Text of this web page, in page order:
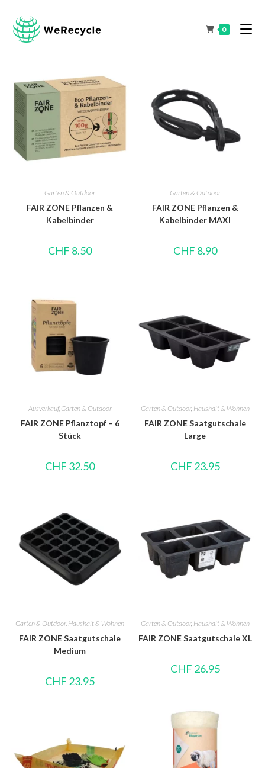
0
Garten & Outdoor
FAIR ZONE Pflanzen &
Kabelbinder
CHF 8.50
Garten & Outdoor
FAIR ZONE Pflanzen &
Kabelbinder MAXI
CHF 8.90
Ausverkauf, Garten & Outdoor
FAIR ZONE Pflanztopf – 6
Stück
CHF 32.50
Garten & Outdoor, Haushalt & Wohnen
FAIR ZONE Saatgutschale
Large
CHF 23.95
Garten & Outdoor, Haushalt & Wohnen
FAIR ZONE Saatgutschale
Medium
CHF 23.95
Garten & Outdoor, Haushalt & Wohnen
FAIR ZONE Saatgutschale XL
CHF 26.95